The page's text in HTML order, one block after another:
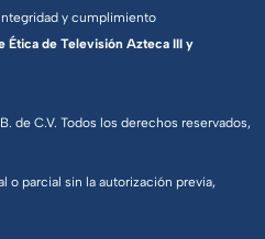
de C.V. Todos los derechos reservados,
o parcial sin la autorización previa,
y cumplimiento
Ética de Televisión Azteca III y